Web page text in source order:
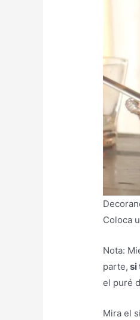
Coloca
Nota:
parte, si
el puré
Mira el